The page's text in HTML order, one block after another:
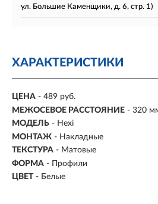
ул. Большие Каменщики, д. 6, стр. 1)
ХАРАКТЕРИСТИКИ
ЦЕНА - 489 руб.
МЕЖОСЕВОЕ РАССТОЯНИЕ - 320
МОДЕЛЬ - Hexi
МОНТАЖ - Накладные
ТЕКСТУРА - Матовые
ФОРМА - Профили
ЦВЕТ - Белые